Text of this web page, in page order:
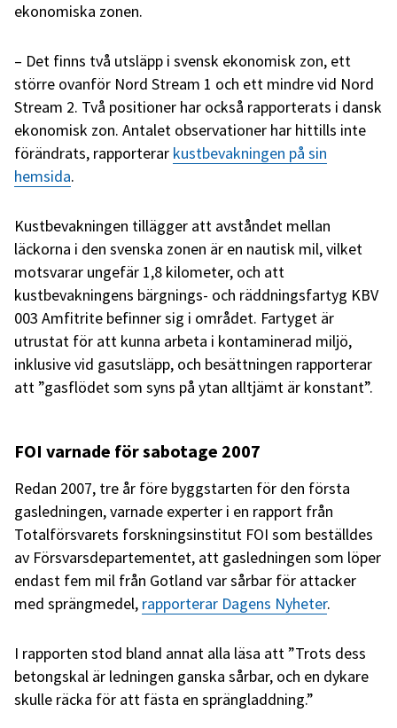
ekonomiska zonen.
– Det finns två utsläpp i svensk ekonomisk zon, ett
större ovanför Nord Stream 1 och ett mindre vid Nord
Stream 2. Två positioner har också rapporterats i dansk
ekonomisk zon. Antalet observationer har hittills inte
förändrats, rapporterar kustbevakningen på sin
hemsida.
Kustbevakningen tillägger att avståndet mellan
läckorna i den svenska zonen är en nautisk mil, vilket
motsvarar ungefär 1,8 kilometer, och att
kustbevakningens bärgnings- och räddningsfartyg KBV
003 Amfitrite befinner sig i området. Fartyget är
utrustat för att kunna arbeta i kontaminerad miljö,
inklusive vid gasutsläpp, och besättningen rapporterar
att ”gasflödet som syns på ytan alltjämt är konstant”.
FOI varnade för sabotage 2007
Redan 2007, tre år före byggstarten för den första
gasledningen, varnade experter i en rapport från
Totalförsvarets forskningsinstitut FOI som beställdes
av Försvarsdepartementet, att gasledningen som löper
endast fem mil från Gotland var sårbar för attacker
med sprängmedel, rapporterar Dagens Nyheter.
I rapporten stod bland annat alla läsa att ”Trots dess
betongskal är ledningen ganska sårbar, och en dykare
skulle räcka för att fästa en sprängladdning.”